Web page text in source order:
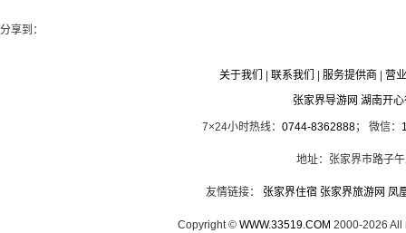
分享到：
关于我们 联系我们 服务提供商
营
张家界导游网 湖南开
7×24小时热线： 0744-8362888； 微信：
地址：张家界市路子
友情链接： 张家界住宿 张家界旅游网 凤
Copyright © WWW.33519.COM 2000-2026 All